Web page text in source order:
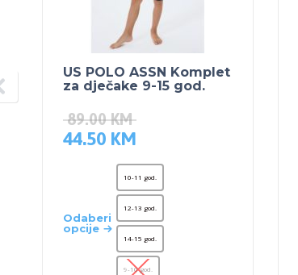
US POLO ASSN Komplet
za dječake 9-15 god.
89.00KM
44.50 KM
Odaberi
opcije
10-11 god.
12-13 god.
14-15 god.
9-10 god.